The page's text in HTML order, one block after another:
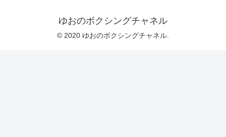
ゆおのボクシングチャネル
© 2020 ゆおのボクシングチャネル.